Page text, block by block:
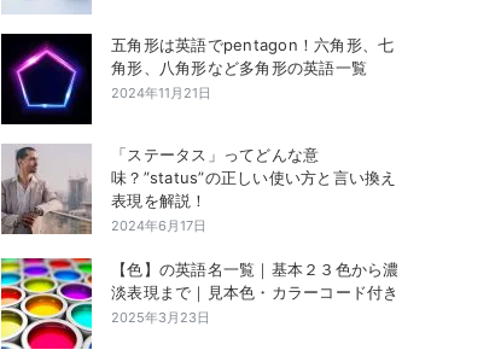
五角形は英語でpentagon！六角形、七
角形、八角形など多角形の英語一覧
2024年11月21日
「ステータス」ってどんな意
味？”status”の正しい使い方と言い換え
表現を解説！
2024年6月17日
【色】の英語名一覧｜基本２３色から濃
淡表現まで｜見本色・カラーコード付き
2025年3月23日